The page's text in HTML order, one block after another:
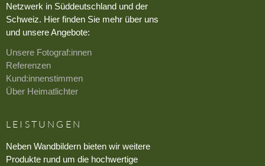
Netzwerk in Süddeutschland und der
Schweiz. Hier finden Sie mehr über uns
und unsere Angebote:
Unsere Fotograf:innen
Referenzen
Kund:innenstimmen
Über Heimatlichter
LEISTUNGEN
Neben Wandbildern bieten wir weitere
Produkte rund um die hochwertige